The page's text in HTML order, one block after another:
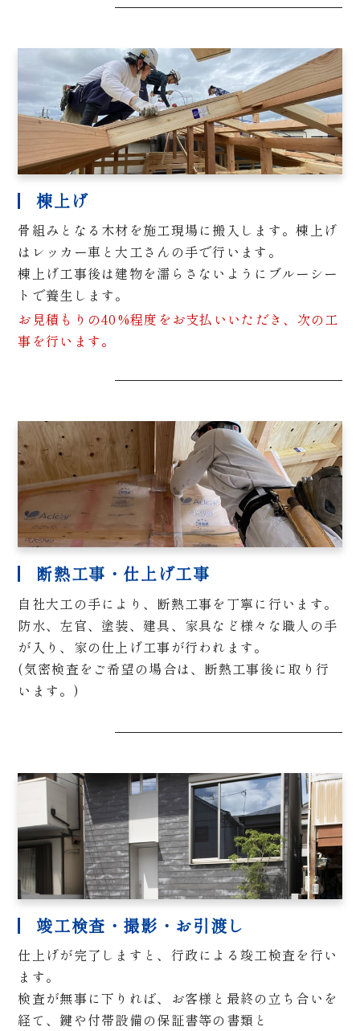
棟上げ
骨組みとなる木材を施工現場に搬入します。棟上げ
はレッカー車と大工さんの手で行います。
棟上げ工事後は建物を濡らさないようにブルーシー
トで養生します。
お見積もりの40%程度をお支払いいただき、次の工
事を行います。
断熱工事・仕上げ工事
自社大工の手により、断熱工事を丁寧に行います。
防水、左官、塗装、建具、家具など様々な職人の手
が入り、家の仕上げ工事が行われます。
(気密検査をご希望の場合は、断熱工事後に取り行
います。)
竣工検査・撮影・お引渡し
仕上げが完了しますと、行政による竣工検査を行い
ます。
検査が無事に下りれば、お客様と最終の立ち合いを
経て、鍵や付帯設備の保証書等の書類と